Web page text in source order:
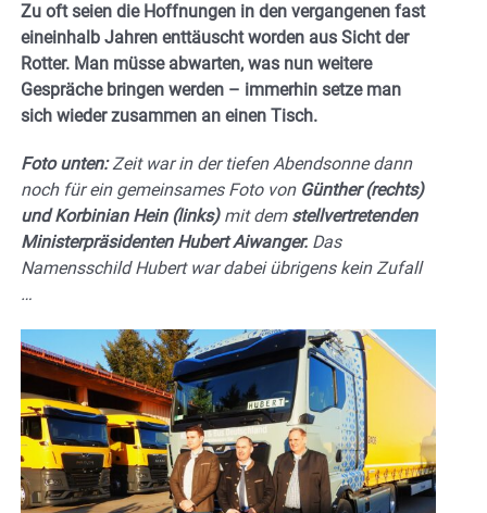
Zu oft seien die Hoffnungen in den vergangenen fast
eineinhalb Jahren enttäuscht worden aus Sicht der
Rotter. Man müsse abwarten, was nun weitere
Gespräche bringen werden – immerhin setze man
sich wieder zusammen an einen Tisch.
Foto unten:Zeit war in der tiefen Abendsonne dann
noch für ein gemeinsames Foto von Günther (rechts)
und Korbinian Hein (links)mit dem stellvertretenden
Ministerpräsidenten Hubert Aiwanger. Das
Namensschild Hubert war dabei übrigens kein Zufall
…